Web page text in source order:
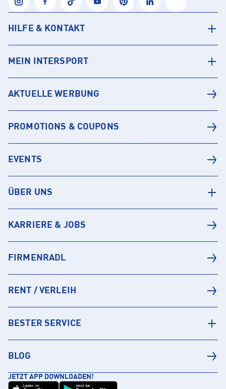
HILFE & KONTAKT
MEIN INTERSPORT
AKTUELLE WERBUNG
PROMOTIONS & COUPONS
EVENTS
ÜBER UNS
KARRIERE & JOBS
FIRMENRADL
RENT / VERLEIH
BESTER SERVICE
BLOG
JETZT APP DOWNLOADEN!
Laden im Jetzt bei